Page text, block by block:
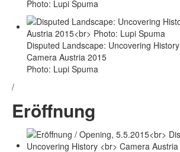
Photo: Lupi Spuma
Disputed Landscape: Uncovering History
Camera Austria 2015
Photo: Lupi Spuma
/
Eröffnung